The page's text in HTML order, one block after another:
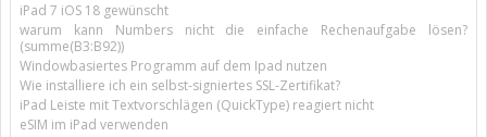
iPad 7 iOS 18 gewünscht
warum kann Numbers nicht die einfache Rechenaufgabe lösen?
(summe(B3:B92))
Windowbasiertes Programm auf dem Ipad nutzen
Wie installiere ich ein selbst-signiertes SSL-Zertifikat?
iPad Leiste mit Textvorschlägen (QuickType) reagiert nicht
eSIM im iPad verwenden